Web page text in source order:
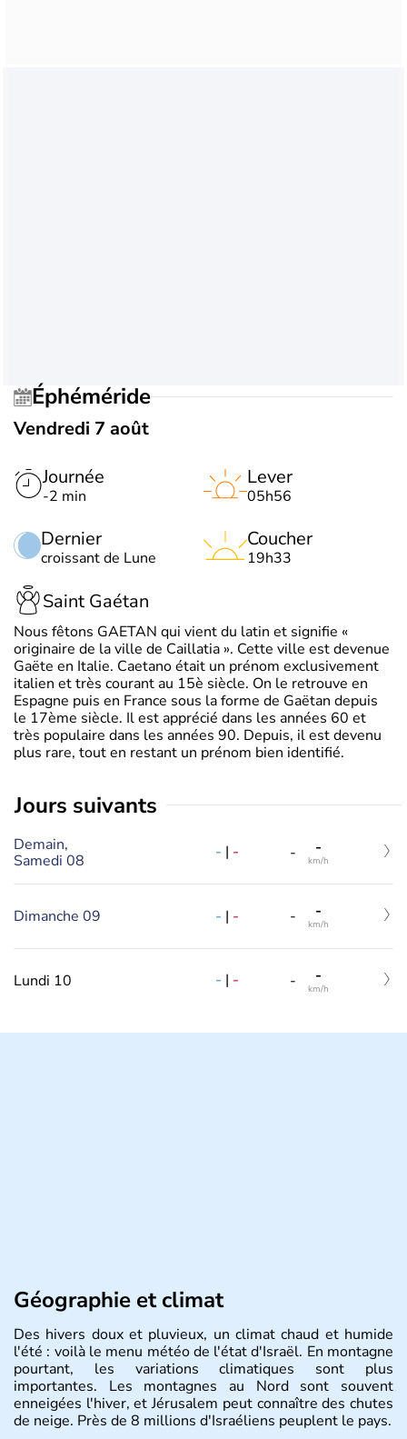
Éphéméride
Vendredi 7 août
Journée
-2 min
Dernier
croissant de Lune
Lever
05h56
Coucher
19h33
Saint Gaétan
Nous fêtons GAETAN qui vient du latin et signifie «
originaire de la ville de Caillatia ». Cette ville est devenue
Gaëte en Italie. Caetano était un prénom exclusivement
italien et très courant au 15è siècle. On le retrouve en
Espagne puis en France sous la forme de Gaëtan depuis
le 17ème siècle. Il est apprécié dans les années 60 et
très populaire dans les années 90. Depuis, il est devenu
plus rare, tout en restant un prénom bien identifié.
jours suivants
Demain,
Samedi 08
- | - - -
km/h
Dimanche 09 - | - - -
km/h
Lundi 10 - | - - -
km/h
Géographie et climat
Des hivers doux et pluvieux, un climat chaud et humide
l'été : voilà le menu météo de l'état d'Israël. En montagne
pourtant, les variations climatiques sont plus
importantes. Les montagnes au Nord sont souvent
enneigées l'hiver, et Jérusalem peut connaître des chutes
de neige. Près de 8 millions d'Israéliens peuplent le pays.